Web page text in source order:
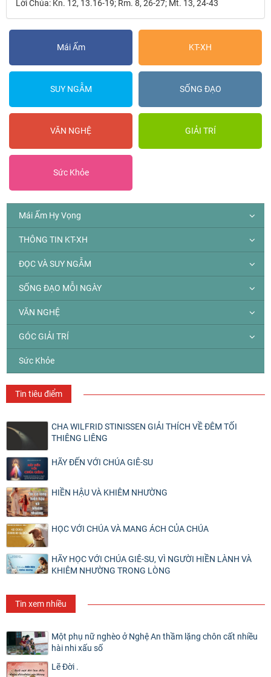
Lời Chúa: Kn. 12, 13.16-19; Rm. 8, 26-27; Mt. 13, 24-43
Mái Ấm KT-XH
SUY NGẪM SỐNG ĐẠO
VĂN NGHỆ GIẢI TRÍ
Sức Khỏe
Mái Ấm Hy Vọng
THÔNG TIN KT-XH
ĐỌC VÀ SUY NGẪM
SỐNG ĐẠO MỖI NGÀY
VĂN NGHỆ
GÓC GIẢI TRÍ
Sức Khỏe
Tin tiêu điểm
CHA WILFRID STINISSEN GIẢI THÍCH VỀ ĐÊM TỐI
THIÊNG LIÊNG
HÃY ĐẾN VỚI CHÚA GIÊ-SU
HIỀN HẬU VÀ KHIÊM NHƯỜNG
HỌC VỚI CHÚA VÀ MANG ÁCH CỦA CHÚA
HÃY HỌC VỚI CHÚA GIÊ-SU, VÌ NGƯỜI HIỀN LÀNH VÀ
KHIÊM NHƯỜNG TRONG LÒNG
Tin xem nhiều
Một phụ nữ nghèo ở Nghệ An thầm lặng chôn cất nhiều
hài nhi xấu số
Lẽ Đời .